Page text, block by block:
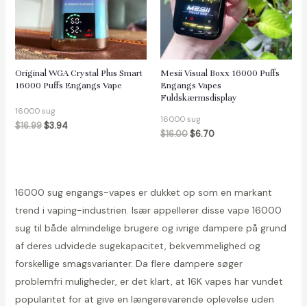
Original WGA Crystal Plus Smart
16000 Puffs Engangs Vape
16000 sug
$16.99 $3.94
Mesii Visual Boxx 16000 Puffs
Engangs Vapes
Fuldskærmsdisplay
16000 sug
$16.00$6.70
16000 sug engangs-vapes er dukket op som en markant
trend i vaping-industrien. Især appellerer disse vape 16000
sug til både almindelige brugere og ivrige dampere på grund
af deres udvidede sugekapacitet, bekvemmelighed og
forskellige smagsvarianter. Da flere dampere søger
problemfri muligheder, er det klart, at 16K vapes har vundet
popularitet for at give en længerevarende oplevelse uden